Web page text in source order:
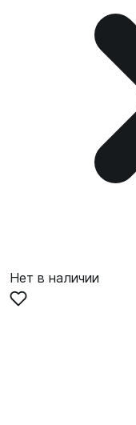
Нет в наличии